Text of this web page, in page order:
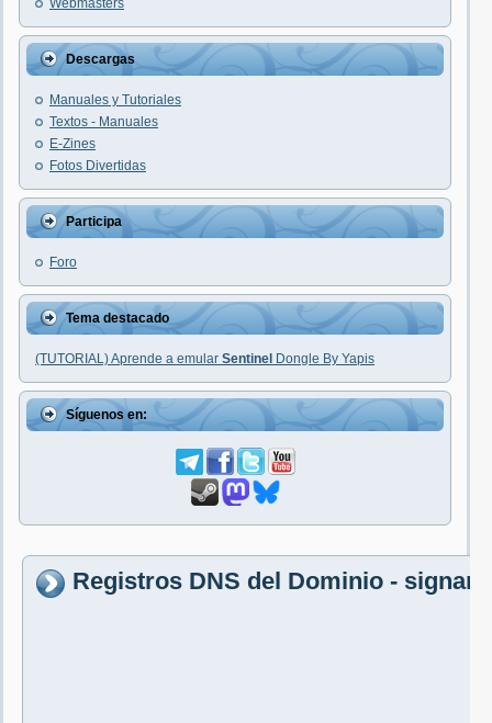
Webmasters
Descargas
Manuales y Tutoriales
Textos - Manuales
E-Zines
Fotos Divertidas
Participa
Foro
Tema destacado
(TUTORIAL) Aprende a emular Sentinel Dongle By Yapis
Síguenos en:
Registros DNS del Dominio -